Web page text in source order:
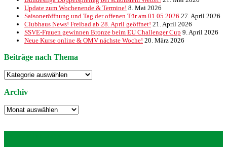
Update zum Wochenende & Termine! 8. Mai 2026
Saisoneröffnung und Tag der offenen Tür am 01.05.2026 27. April 2026
Clubhaus News! Freibad ab 28. April geöffnet! 21. April 2026
SSVE-Frauen gewinnen Bronze beim EU Challenger Cup 9. April 2026
Neue Kurse online & OMV nächste Woche! 20. März 2026
Beiträge nach Thema
Beiträge
nach
Thema
Archiv
Archiv